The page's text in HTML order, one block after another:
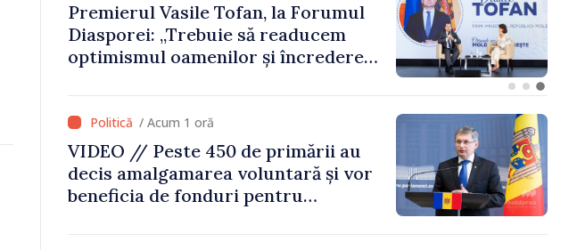
Premierul Vasile Tofan, la Forumul
Diasporei: „Trebuie să readucem
optimismul oamenilor și încrederea
/ Acum 1 oră
VIDEO // Peste 450 de primării au
decis amalgamarea voluntară și vor
beneficia de fonduri pentru